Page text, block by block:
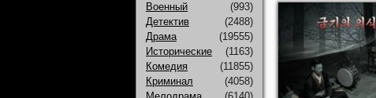
Военный
(993)
Детектив
(2488)
Драма
(19555)
Исторические
(1163)
Комедия
(11855)
Криминал
(4058)